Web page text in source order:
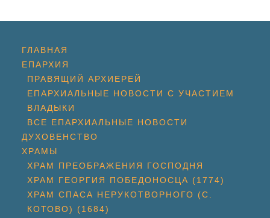
ГЛАВНАЯ
ЕПАРХИЯ
ПРАВЯЩИЙ АРХИЕРЕЙ
ЕПАРХИАЛЬНЫЕ НОВОСТИ С УЧАСТИЕМ
ВЛАДЫКИ
ВСЕ ЕПАРХИАЛЬНЫЕ НОВОСТИ
ДУХОВЕНСТВО
ХРАМЫ
ХРАМ ПРЕОБРАЖЕНИЯ ГОСПОДНЯ
ХРАМ ГЕОРГИЯ ПОБЕДОНОСЦА (1774)
ХРАМ СПАСА НЕРУКОТВОРНОГО (С.
КОТОВО) (1684)